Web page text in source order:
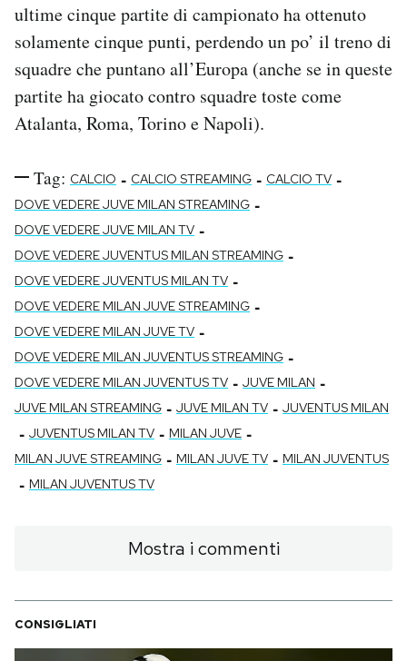
ultime cinque partite di campionato ha ottenuto
solamente cinque punti, perdendo un po’ il treno di
squadre che puntano all’Europa (anche se in queste
partite ha giocato contro squadre toste come
Atalanta, Roma, Torino e Napoli).
Tag: CALCIO - CALCIO STREAMING - CALCIO TV -
DOVE VEDERE JUVE MILAN STREAMING -
DOVE VEDERE JUVE MILAN TV -
DOVE VEDERE JUVENTUS MILAN STREAMING -
DOVE VEDERE JUVENTUS MILAN TV -
DOVE VEDERE MILAN JUVE STREAMING -
DOVE VEDERE MILAN JUVE TV -
DOVE VEDERE MILAN JUVENTUS STREAMING -
DOVE VEDERE MILAN JUVENTUS TV - JUVE MILAN -
JUVE MILAN STREAMING - JUVE MILAN TV - JUVENTUS MILAN
- JUVENTUS MILAN TV - MILAN JUVE -
MILAN JUVE STREAMING - MILAN JUVE TV - MILAN JUVENTUS
- MILAN JUVENTUS TV
Mostra i commenti
CONSIGLIATI